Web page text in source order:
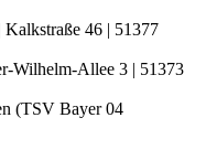
46 | 51377
Wilhelm-Allee 3 | 51373
(TSV Bayer 04